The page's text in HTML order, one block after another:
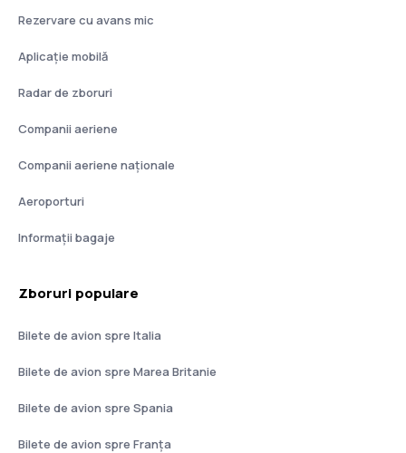
Rezervare cu avans mic
Aplicație mobilă
Radar de zboruri
Companii aeriene
Companii aeriene naţionale
Aeroporturi
Informații bagaje
Zboruri populare
Bilete de avion spre Italia
Bilete de avion spre Marea Britanie
Bilete de avion spre Spania
Bilete de avion spre Franţa